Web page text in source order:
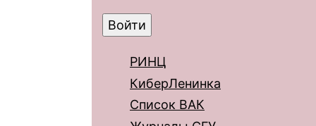
РИНЦ
КиберЛенинка
Список ВАК